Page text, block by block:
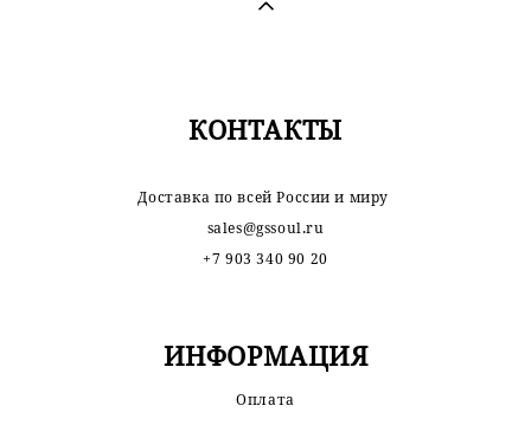
КОНТАКТЫ
Доставка по всей России и миру
sales@gssoul.ru
+7 903 340 90 20
ИНФОРМАЦИЯ
Оплата